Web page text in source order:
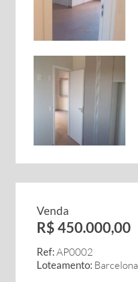
Venda
R$ 450.000,00
Ref:AP0002
Loteamento: Barcelona